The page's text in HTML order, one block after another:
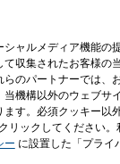
ャルメディア機能の
収集されたお客様の
のパートナーでは、
機構以外のウェブサ
す。必須クッキー以
リックしてください
ー に設置した「プライ